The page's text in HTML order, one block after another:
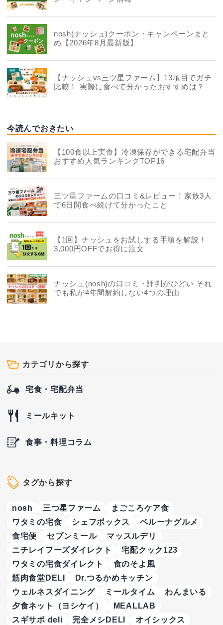
nosh(ナッシュ)クーポン・キャンペーンまと
め【2026年8月最新版】
【ナッシュvs三ツ星ファーム】13項目でガチ
比較！ 実際に食べて分かったおすすめは？
今読んでおきたい
【100食以上実食】冷凍保存ができる宅配弁当
おすすめ人気ランキングTOP16
三ツ星ファームの口コミ&レビュー！家族3人
で6日間食べ続けて分かったこと
【1回】ナッシュをお試しする手順を解説！
3,000円OFFでお得に注文
ナッシュ(nosh)の口コミ・評判がひどい それ
でも私が4年間解約しない4つの理由
カテゴリから探す
宅食・宅配弁当
ミールキット
食事・料理コラム
タグから探す
nosh 三つ星ファーム
まごころケア食
ワタミの宅食
シェフボックス
ベルーナグルメ
食宅便
セブンミール
マッスルデリ
ニチレイフーズダイレクト
宅配クック123
ワタミの宅食ダイレクト
食のそよ風
筋肉食堂DELI
Dr.つるかめキッチン
ウェルネスダイニング
ミールタイム
わんまいる
夕食ネット（ヨシケイ）
MEALLAB
スギサポ deli
完全メシDELI
オイシックス